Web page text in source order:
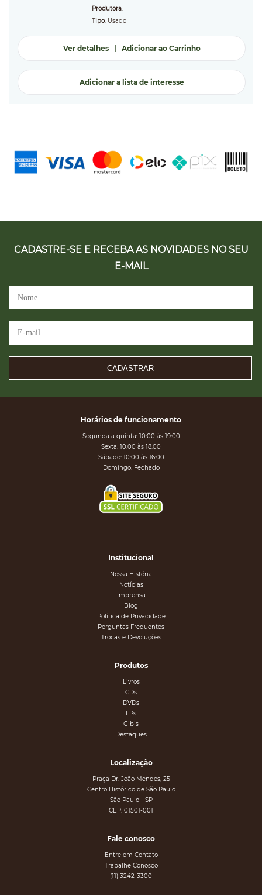
Produtora:
Tipo: Usado
Ver detalhes| Adicionar ao Carrinho
Adicionar a lista de interesse
CADASTRE-SE E RECEBA AS NOVIDADES NO SEU
E-MAIL
CADASTRAR
Horários de funcionamento
Segunda a quinta: 10:00 às 19:00
Sexta: 10:00 às 18:00
Sábado: 10:00 às 16:00
Domingo: Fechado
Institucional
Nossa História
Notícias
Imprensa
Blog
Política de Privacidade
Perguntas Frequentes
Trocas e Devoluções
Produtos
Livros
CDs
DVDs
LPs
Gibis
Destaques
Localização
Praça Dr. João Mendes, 25
Centro Histórico de São Paulo
São Paulo - SP
CEP: 01501-001
Fale conosco
Entre em Contato
Trabalhe Conosco
(11) 3242-3300